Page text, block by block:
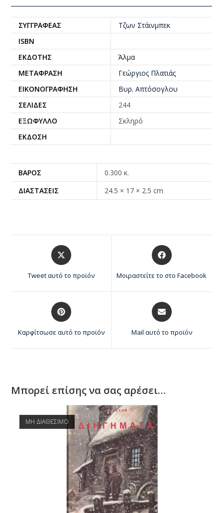
ΣΥΓΓΡΑΦΈΑΣ
Τζων Στάινμπεκ
ISBN
ΕΚΔΌΤΗΣ
Άλμα
ΜΕΤΆΦΡΑΣΗ
Γεώργιος Πλατιάς
ΕΙΚΟΝΟΓΡΆΦΗΣΗ
Βυρ. Απτόσογλου
ΣΕΛΊΔΕΣ
244
ΕΞΏΦΥΛΛΟ
Σκληρό
ΈΚΔΟΣΗ
ΒΆΡΟΣ
0.300 κ.
ΔΙΑΣΤΆΣΕΙΣ
24.5 × 17 × 2.5 cm
Tweet αυτό το προϊόν Μοιραστείτε το στο Facebook
Καρφίτσωσε αυτό το προϊόν Mail αυτό το προϊόν
Μπορεί επίσης να σας αρέσει…
ΜΗ ΔΙΑΘΕΣΙΜΟ